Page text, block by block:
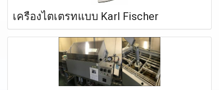
เครื่องไตเตรทแบบ Karl Fischer